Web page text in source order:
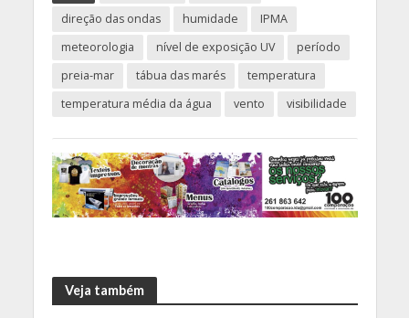
direção das ondas
humidade
IPMA
meteorologia
nível de exposição UV
período
preia-mar
tábua das marés
temperatura
temperatura média da água
vento visibilidade
Veja também